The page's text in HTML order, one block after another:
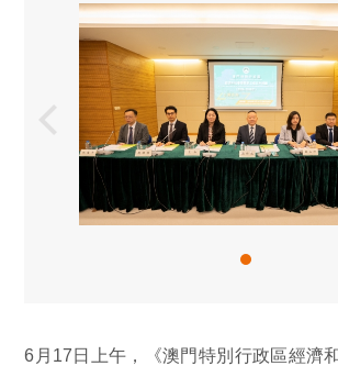
6月17日上午，《澳門特別行政區經濟